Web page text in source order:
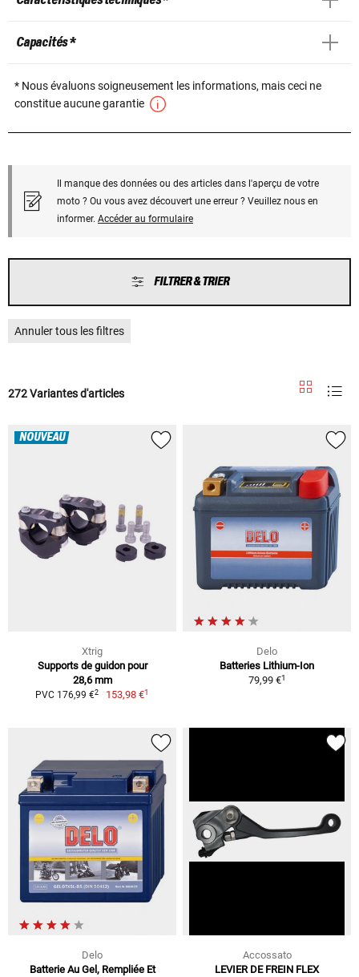
Capacités *
* Nous évaluons soigneusement les informations, mais ceci ne
constitue aucune garantie
Il manque des données ou des articles dans l'aperçu de votre
moto ? Ou vous avez découvert une erreur ? Veuillez nous en
informer. Accéder au formulaire
FILTRER & TRIER
Annuler tous les filtres
272 Variantes d'articles
NOUVEAU
Xtrig
Supports de guidon pour
28,6 mm
PVC 176,99 €2 153,98 €1
Delo
Batteries Lithium-Ion
79,99 €1
Delo
Batterie Au Gel, Rempliée Et
Accossato
LEVIER DE FREIN FLEX